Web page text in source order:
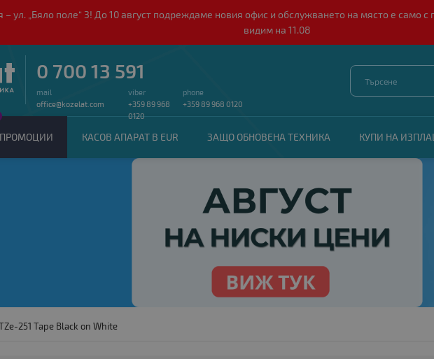
– ул. „Бяло поле“ 3! До 10 август подреждаме новия офис и обслужването на място е
видим на 11.08
0 700 13 591
mail
office@kozelat.com
viber
+359 89 968
0120
phone
+359 89 968 0120
ПРОМОЦИИ КАСОВ АПАРАТ В EUR ЗАЩО ОБНОВЕНА ТЕХНИКА КУПИ НА
251 Tape Black on White